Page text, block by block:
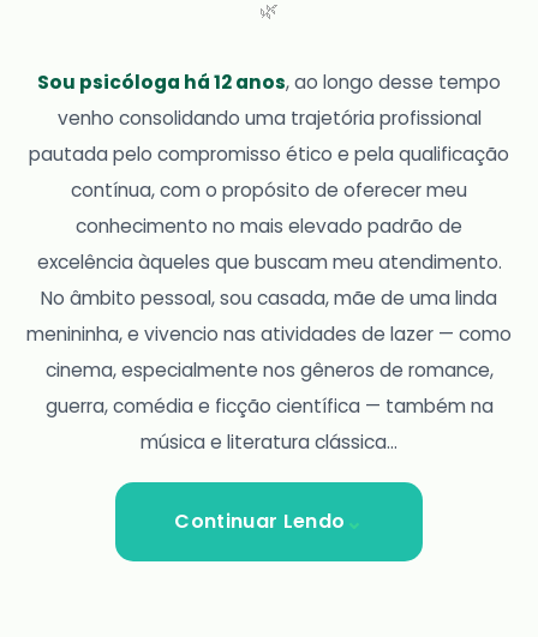
🌿
Sou psicóloga há 12 anos, ao longo desse tempo
venho consolidando uma trajetória profissional
pautada pelo compromisso ético e pela qualificação
contínua, com o propósito de oferecer meu
conhecimento no mais elevado padrão de
excelência àqueles que buscam meu atendimento.
No âmbito pessoal, sou casada, mãe de uma linda
menininha, e vivencio nas atividades de lazer — como
cinema, especialmente nos gêneros de romance,
guerra, comédia e ficção científica — também na
música e literatura clássica...
Continuar Lendo